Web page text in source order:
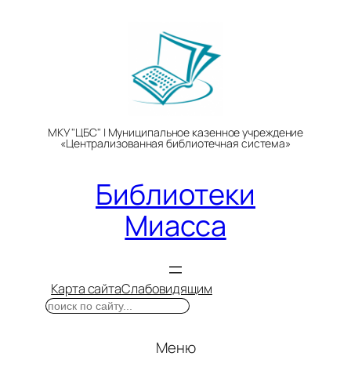
МКУ "ЦБС" | Муниципальное казенное учреждение
«Централизованная библиотечная система»
Библиотеки
Миасса
Карта сайтаСлабовидящим
Поиск
Меню